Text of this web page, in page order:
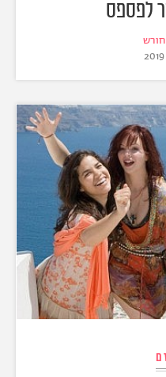
לפספס
חורש